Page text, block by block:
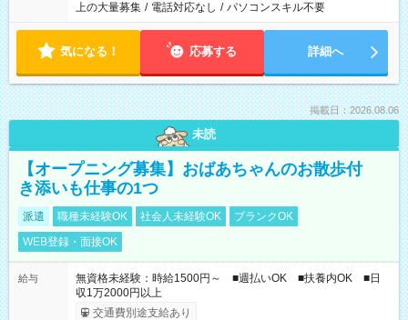
上の大量募集 / 電話対応なし / パソコンスキル不要
気になる！ 応募する 詳細へ
掲載日：2026.08.06
未読
【オープニング募集】おばあちゃんのお散歩付
き添いも仕事の1つ
派遣 職種未経験OK 社会人未経験OK
ブランクOK
WEB登録・面接OK
給与
無資格未経験：時給1500円～ ■週払いOK ■扶養内OK ■日
収1万2000円以上
交通費別途支給あり